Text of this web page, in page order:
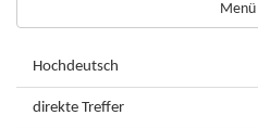
Menü
Hochdeutsch
direkte Treffer